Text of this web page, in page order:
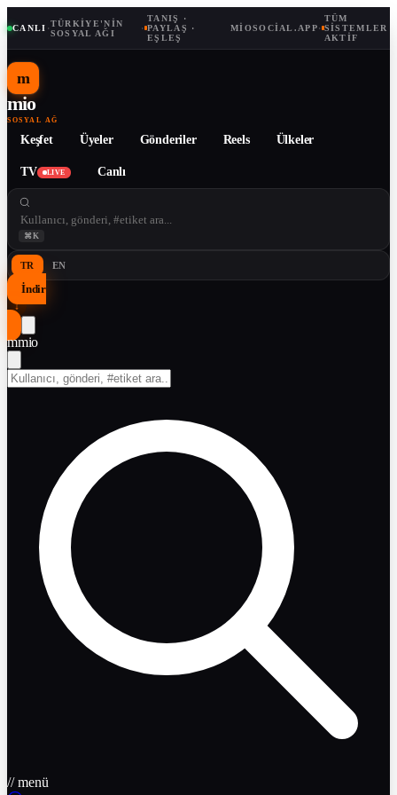
CANLI ·TÜRKIYE'NIN
SOSYAL AĞI
·
TANIŞ ·
PAYLAŞ ·
EŞLEŞ
MIOSOCIAL.APP·
TÜM
SISTEMLER
AKTIF
m
mio
SOSYAL AĞ
Keşfet Üyeler Gönderiler Reels Ülkeler
TV LIVE Canlı
⌘K
TR EN
İndir
↓
mmio
// menü